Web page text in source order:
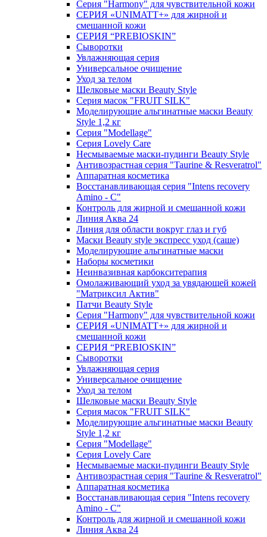
Серия "Harmony" для чувствительной кожи
СЕРИЯ «UNIMATT+» для жирной и
смешанной кожи
СЕРИЯ “PREBIOSKIN”
Сыворотки
Увлажняющая серия
Универсальное очищение
Уход за телом
Шелковые маски Beauty Style
Серия масок "FRUIT SILK"
Моделирующие альгинатные маски Beauty
Style 1,2 кг
Серия "Modellage"
Cерия Lovely Care
Несмываемые маски-пудинги Beauty Style
Антивозрастная серия "Taurine & Resveratrol"
Аппаратная косметика
Восстанавливающая серия "Intens recovery
Amino - C"
Контроль для жирной и смешанной кожи
Линия Аква 24
Линия для области вокруг глаз и губ
Маски Beauty style экспресс уход (саше)
Моделирующие альгинатные маски
Наборы косметики
Неинвазивная карбокситерапия
Омолаживающий уход за увядающей кожей
"Матриксил Актив"
Патчи Beauty Style
Серия "Harmony" для чувствительной кожи
СЕРИЯ «UNIMATT+» для жирной и
смешанной кожи
СЕРИЯ “PREBIOSKIN”
Сыворотки
Увлажняющая серия
Универсальное очищение
Уход за телом
Шелковые маски Beauty Style
Серия масок "FRUIT SILK"
Моделирующие альгинатные маски Beauty
Style 1,2 кг
Серия "Modellage"
Cерия Lovely Care
Несмываемые маски-пудинги Beauty Style
Антивозрастная серия "Taurine & Resveratrol"
Аппаратная косметика
Восстанавливающая серия "Intens recovery
Amino - C"
Контроль для жирной и смешанной кожи
Линия Аква 24